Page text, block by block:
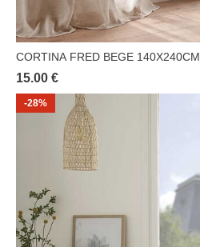
CORTINA FRED BEGE 140X240CM
15.00 €
-28%